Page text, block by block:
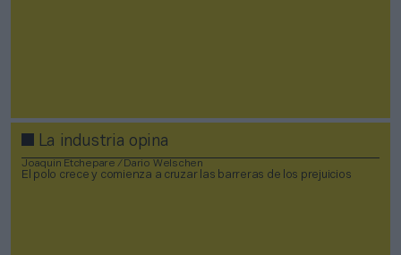
La industria opina
Joaquin Etchepare / Dario Welschen
El polo crece y comienza a cruzar las barreras de los prejuicios